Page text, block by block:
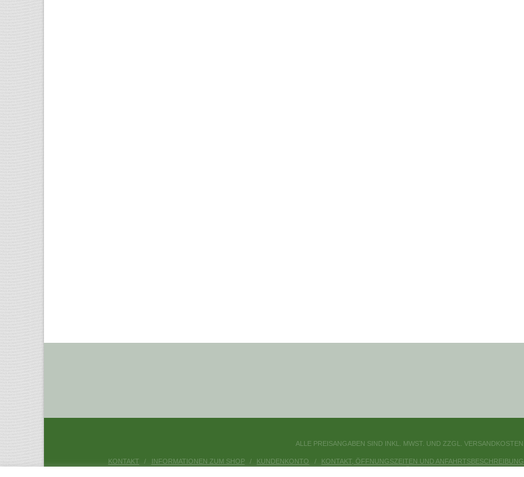
ALLE PREISANGABEN SIND INKL. MWST. UND ZZGL. VERSANDKOSTEN.
KONTAKT INFORMATIONEN ZUM SHOP KUNDENKONTO KONTAKT, ÖFFNUNGSZEITEN UND ANFAHRTSBESCHREIBUNG